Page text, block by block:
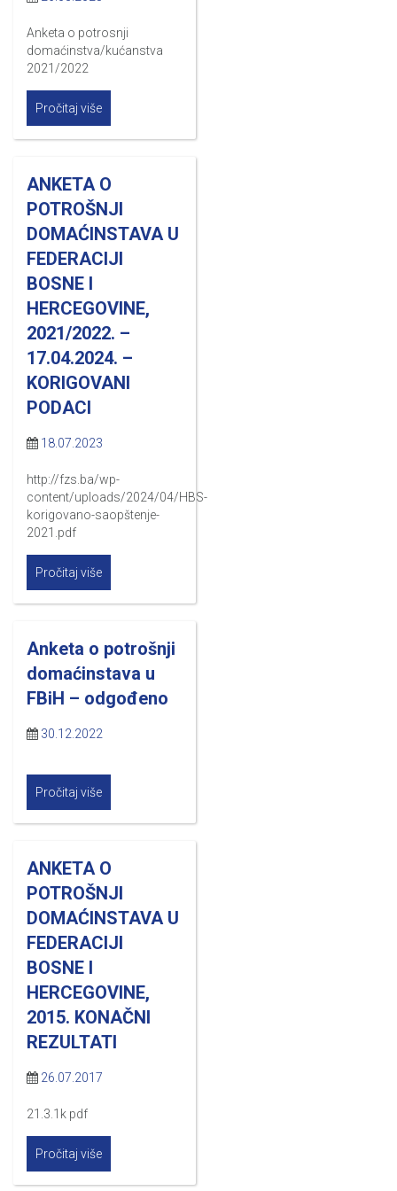
Anketa o potrosnji
domaćinstva/kućanstva
2021/2022
Pročitaj više
ANKETA O
POTROŠNJI
DOMAĆINSTAVA U
FEDERACIJI
BOSNE I
HERCEGOVINE,
2021/2022. –
17.04.2024. –
KORIGOVANI
PODACI
18.07.2023
http://fzs.ba/wp-
content/uploads/2024/04/HBS-
korigovano-saopštenje-
2021.pdf
Pročitaj više
Anketa o potrošnji
domaćinstava u
FBiH – odgođeno
30.12.2022
Pročitaj više
ANKETA O
POTROŠNJI
DOMAĆINSTAVA U
FEDERACIJI
BOSNE I
HERCEGOVINE,
2015. KONAČNI
REZULTATI
26.07.2017
21.3.1k pdf
Pročitaj više